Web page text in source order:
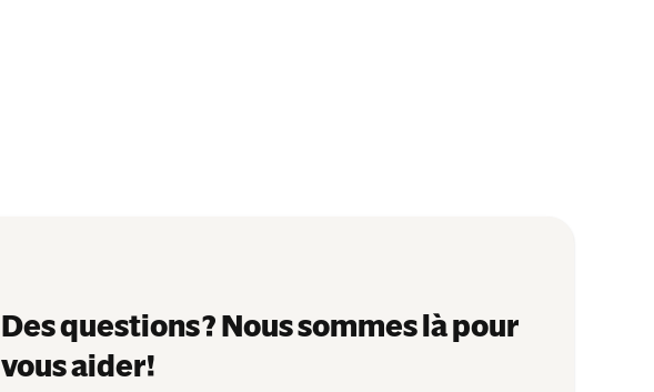
Des questions ? Nous sommes là pour
vous aider !